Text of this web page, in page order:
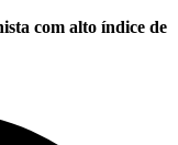
com alto índice de